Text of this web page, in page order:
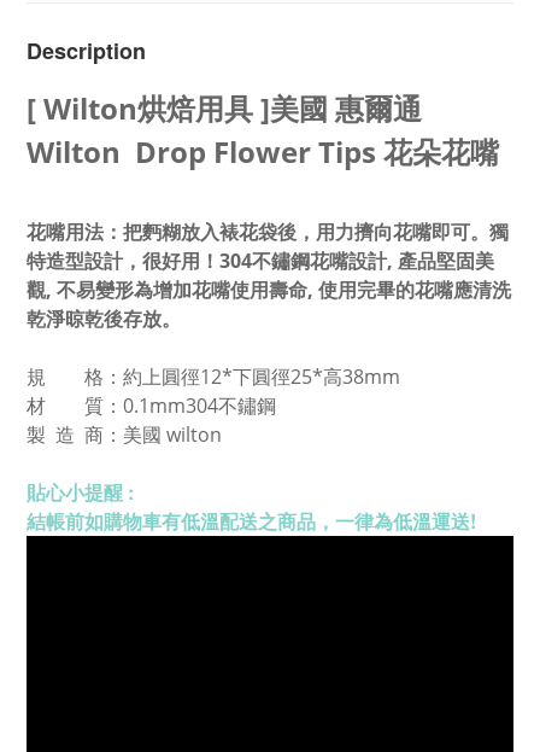
Description
[ Wilton烘焙用具 ]美國 惠爾通
Wilton Drop Flower Tips 花朵花嘴
花嘴用法：把麪糊放入裱花袋後，用力擠向花嘴即可。獨
特造型設計，很好用！304不鏽鋼花嘴設計, 產品堅固美
觀, 不易變形為增加花嘴使用壽命, 使用完畢的花嘴應清洗
乾淨晾乾後存放。
規 格：約上圓徑12*下圓徑25*高38mm
材 質：0.1mm304不鏽鋼
製 造 商： 美國 wilton
貼心小提醒 :
結帳前如購物車有低溫配送之商品，一律為低溫運送!